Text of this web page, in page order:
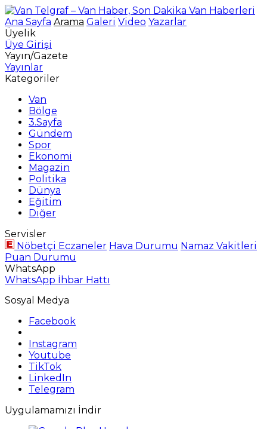
Ana Sayfa Arama Galeri Video Yazarlar
Üyelik
Üye Girişi
Yayın/Gazete
Yayınlar
Kategoriler
Van
Bölge
3.Sayfa
Gündem
Spor
Ekonomi
Magazin
Politika
Dünya
Eğitim
Diğer
Servisler
Nöbetçi Eczaneler Hava Durumu Namaz Vakitleri
Puan Durumu
WhatsApp
WhatsApp İhbar Hattı
Sosyal Medya
Facebook
Instagram
Youtube
TikTok
LinkedIn
Telegram
Uygulamamızı İndir